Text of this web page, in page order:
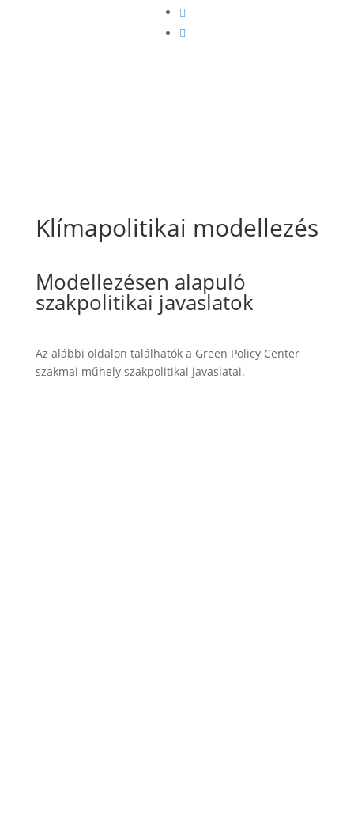


Klímapolitikai modellezés
Modellezésen alapuló
szakpolitikai javaslatok
Az alábbi oldalon találhatók a Green Policy Center
szakmai műhely szakpolitikai javaslatai.